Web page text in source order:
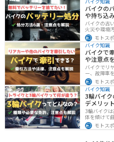
ポート。
す。
バイクの
や持ち込
バイクの古
火災や環境
保管方法や
てもらう方
トバックス
します。
モトス
バイク知識
バイクで
や注意点
バイクでリ
ー、故障車
無、速度制
ト・デメリ
力をアップ
モトス
バイク知識
3輪バイク
デメリッ
3輪バイク
体を傾けて
が、自立す
き、ヘルメ
が、運転特
モトス